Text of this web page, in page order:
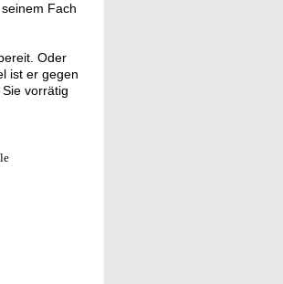
Fach
Oder
ist er gegen
vorrätig